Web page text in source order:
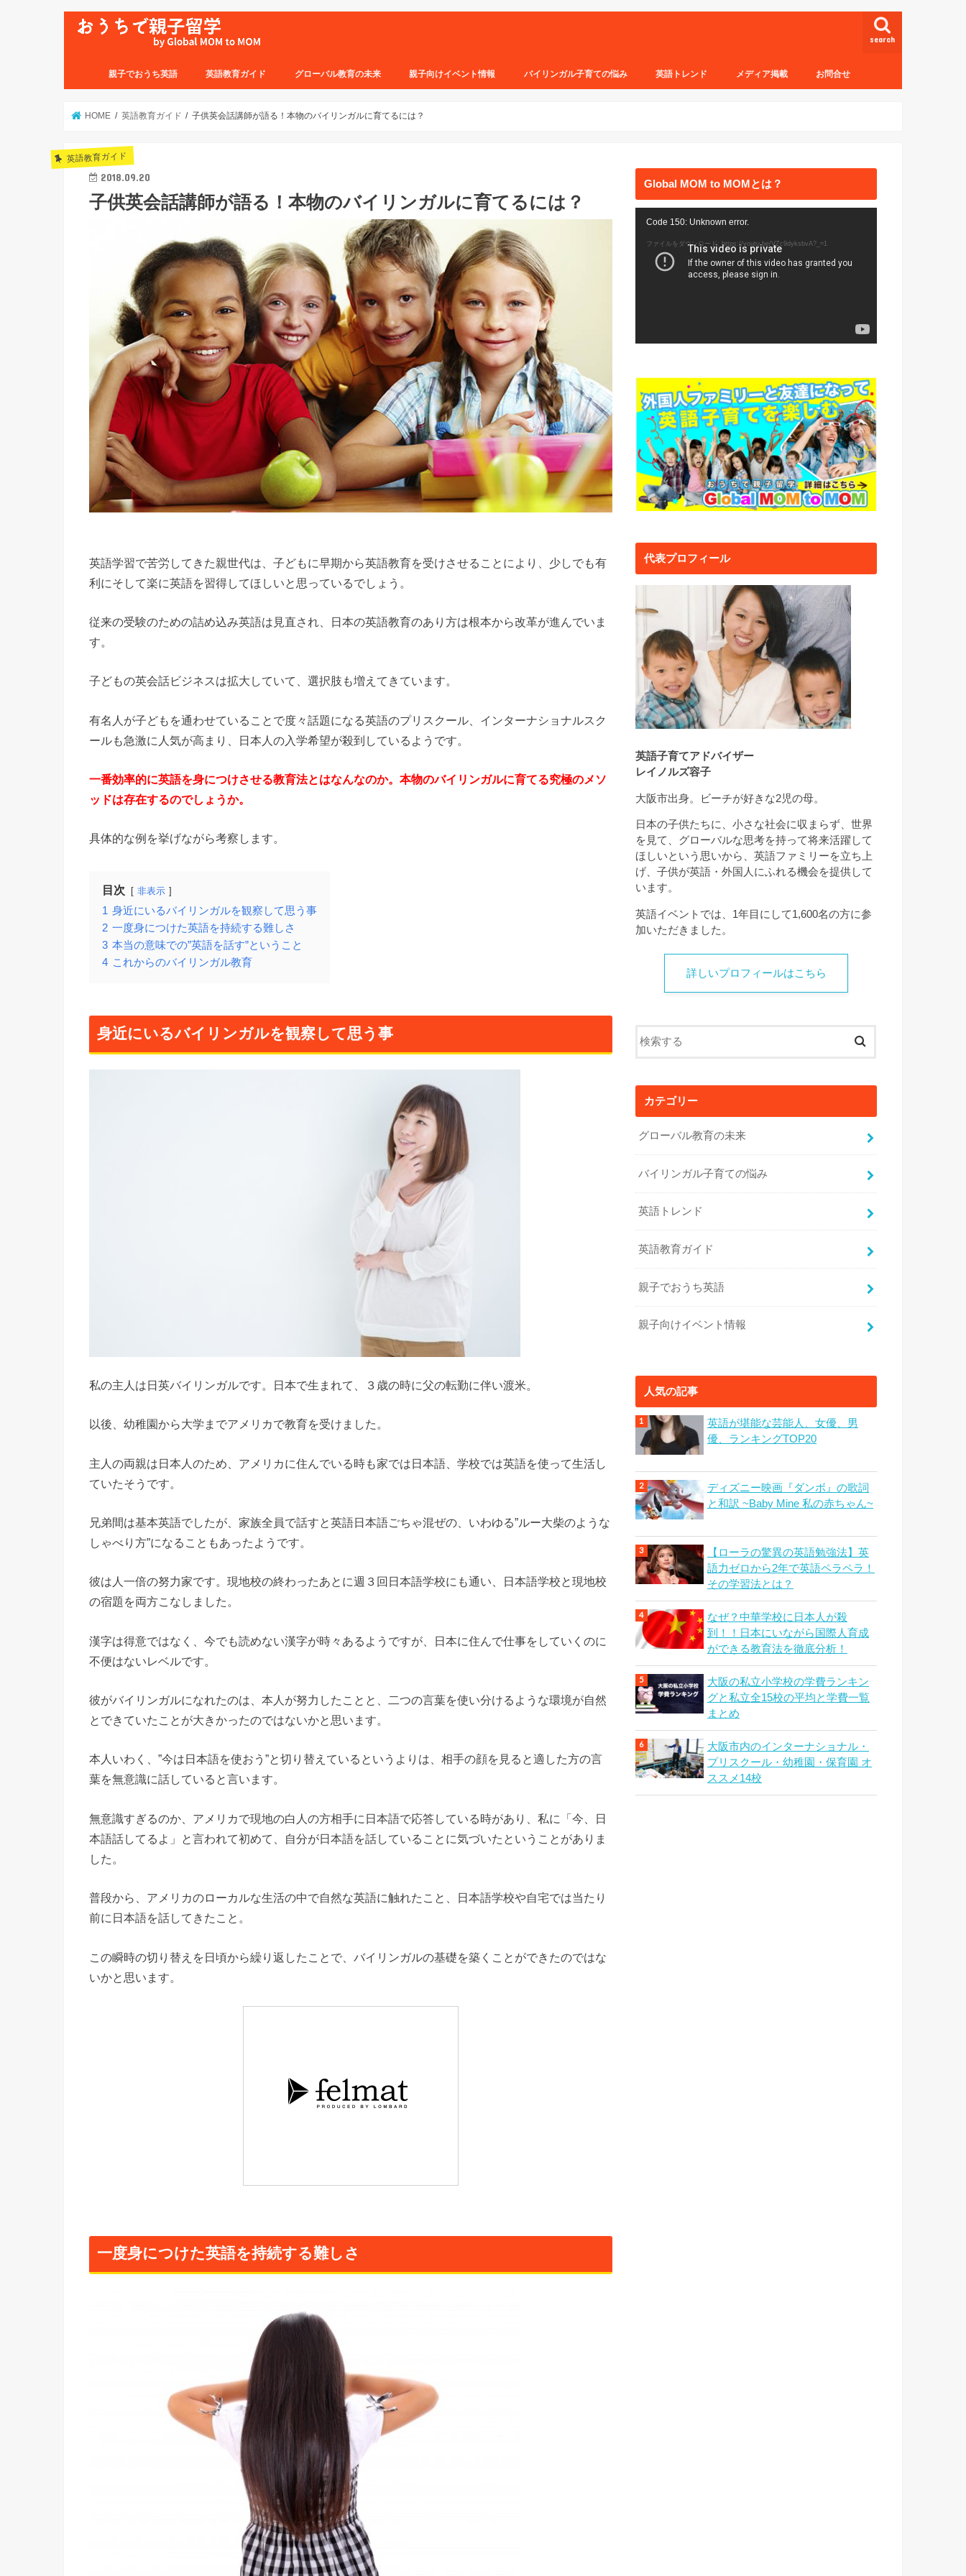
search
親子でおうち英語 英語教育ガイド グローバル教育の未来 親子向けイベント情報 バイリンガル子育ての悩み 英語トレンド メディア掲載 お問合せ
HOME 英語教育ガイド 子供英会話講師が語る！本物のバイリンガルに育てるには？
英語教育ガイド
2018.09.20
子供英会話講師が語る！本物のバイリンガルに育てるには？
英語学習で苦労してきた親世代は、子どもに早期から英語教育を受けさせることにより、少しでも有
利にそして楽に英語を習得してほしいと思っているでしょう。
従来の受験のための詰め込み英語は見直され、日本の英語教育のあり方は根本から改革が進んでいま
す。
子どもの英会話ビジネスは拡大していて、選択肢も増えてきています。
有名人が子どもを通わせていることで度々話題になる英語のプリスクール、インターナショナルスク
ールも急激に人気が高まり、日本人の入学希望が殺到しているようです。
一番効率的に英語を身につけさせる教育法とはなんなのか。 本物のバイリンガルに育てる究極のメソ
ッドは存在するのでしょうか。
具体的な例を挙げながら考察します。
目次 非表示
1 身近にいるバイリンガルを観察して思う事
2 一度身につけた英語を持続する難しさ
3 本当の意味での”英語を話す”ということ
4 これからのバイリンガル教育
身近にいるバイリンガルを観察して思う事
私の主人は日英バイリンガルです。日本で生まれて、３歳の時に父の転勤に伴い渡米。
以後、幼稚園から大学までアメリカで教育を受けました。
主人の両親は日本人のため、アメリカに住んでいる時も家では日本語、学校では英語を使って生活し
ていたそうです。
兄弟間は基本英語でしたが、家族全員で話すと英語日本語ごちゃ混ぜの、いわゆる”ルー大柴のような
しゃべり方”になることもあったようです。
彼は人一倍の努力家です。現地校の終わったあとに週３回日本語学校にも通い、日本語学校と現地校
の宿題を両方こなしました。
漢字は得意ではなく、今でも読めない漢字が時々あるようですが、日本に住んで仕事をしていくのに
不便はないレベルです。
彼がバイリンガルになれたのは、本人が努力したことと、二つの言葉を使い分けるような環境が自然
とできていたことが大きかったのではないかと思います。
本人いわく、”今は日本語を使おう”と切り替えているというよりは、相手の顔を見ると適した方の言
葉を無意識に話していると言います。
無意識すぎるのか、アメリカで現地の白人の方相手に日本語で応答している時があり、私に「今、日
本語話してるよ」と言われて初めて、自分が日本語を話していることに気づいたということがありま
した。
普段から、アメリカのローカルな生活の中で自然な英語に触れたこと、日本語学校や自宅では当たり
前に日本語を話してきたこと。
この瞬時の切り替えを日頃から繰り返したことで、バイリンガルの基礎を築くことができたのではな
いかと思います。
一度身につけた英語を持続する難しさ
Global MOM to MOMとは？
Code 150: Unknown error.
ファイルをダウンロード: https://youtu.be/VZc9dyksbvA?_=1
代表プロフィール
英語子育てアドバイザー
レイノルズ容子
大阪市出身。ビーチが好きな2児の母。
日本の子供たちに、小さな社会に収まらず、世界
を見て、グローバルな思考を持って将来活躍して
ほしいという思いから、英語ファミリーを立ち上
げ、子供が英語・外国人にふれる機会を提供して
います。
英語イベントでは、1年目にして1,600名の方に参
加いただきました。
詳しいプロフィールはこちら
カテゴリー
グローバル教育の未来
バイリンガル子育ての悩み
英語トレンド
英語教育ガイド
親子でおうち英語
親子向けイベント情報
人気の記事
英語が堪能な芸能人、女優、男
優、ランキングTOP20
ディズニー映画『ダンボ』の歌詞
と和訳 ~Baby Mine 私の赤ちゃん~
【ローラの驚異の英語勉強法】英
語力ゼロから2年で英語ペラペラ！
その学習法とは？
なぜ？中華学校に日本人が殺
到！！日本にいながら国際人育成
ができる教育法を徹底分析！
大阪の私立小学校の学費ランキン
グと私立全15校の平均と学費一覧
まとめ
大阪市内のインターナショナル・
プリスクール・幼稚園・保育園 オ
ススメ14校